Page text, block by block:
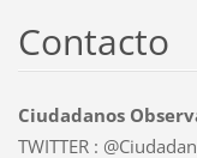
Contacto
Ciudadanos
TWITTER :